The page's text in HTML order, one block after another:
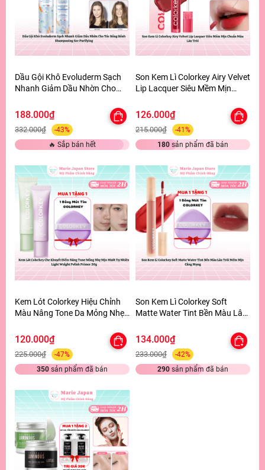
Dầu Gội Khô Evoluderm Sạch
Nhanh Giảm Dầu Nhờn Cho
Sec Purifying
188.000₫
332.000₫
-43%
🔥 Sắp bán hết
Son Kem Lì Colorkey Airy Velvet
Lip Lacquer Siêu Mềm Mịn
126.000₫
215.000₫
-41%
180 sản phẩm đã bán
Kem Lót Colorkey Hiệu Chỉnh
Màu Nâng Tone Da Mỏng Nhẹ
Primer 30g - TẶNG 1 BÔNG
120.000₫
225.000₫
-47%
350 sản phẩm đã bán
Son Kem Lì Colorkey Soft
Matte Water Tint Bền Màu Lâu
BÔNG MÚT TÍM
134.000₫
233.000₫
-42%
290 sản phẩm đã bán